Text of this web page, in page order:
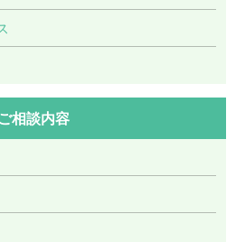
ご相談内容